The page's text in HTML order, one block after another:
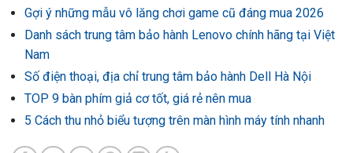
Gợi ý những mẫu vô lăng chơi game cũ đáng mua 2026
Danh sách trung tâm bảo hành Lenovo chính hãng tại Việt
Nam
Số điện thoại, địa chỉ trung tâm bảo hành Dell Hà Nội
TOP 9 bàn phím giả cơ tốt, giá rẻ nên mua
5 Cách thu nhỏ biểu tượng trên màn hình máy tính nhanh